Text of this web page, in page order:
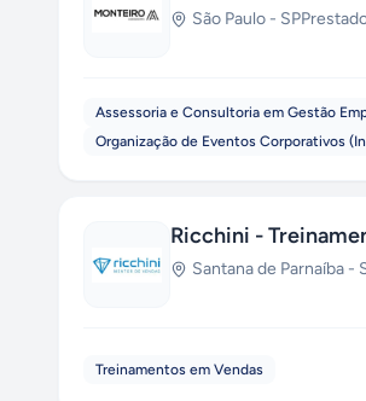
São Paulo - SP
Assessoria e Consultoria em Gestão
Organização de Eventos Corporativos
Ricchini -
Santana de Parnaíba -
Treinamentos em Vendas